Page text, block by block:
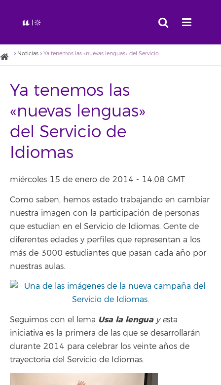
Noticias Ya tenemos las «nuevas lenguas» del Servicio de Idiomas
Ya tenemos las
«nuevas lenguas»
del Servicio de
Idiomas
miércoles 15 de enero de 2014 - 14:08 GMT
Como saben, hemos estado trabajando en cambiar
nuestra imagen con la participación de personas
que estudian en el Servicio de Idiomas. Gente de
diferentes edades y perfiles que representan a los
más de 3000 estudiantes que pasan cada año por
nuestras aulas.
Seguimos con el lema Usa la lenguay esta
iniciativa es la primera de las que se desarrollarán
durante 2014 para celebrar los veinte años de
trayectoria del Servicio de Idiomas.